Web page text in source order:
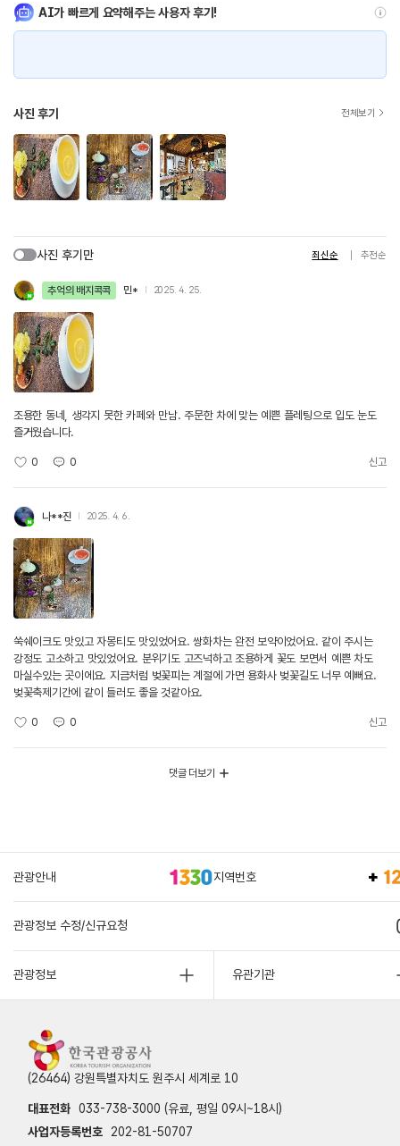
AI가 빠르게 요약해주는 사용자 후기!
사진 후기 전체보기
사진 후기만 최신순 추천순
추억의 배지콕콕 민* 2025. 4. 25.
조용한 동네, 생각지 못한 카페와 만남. 주문한 차에 맞는 예쁜 플레팅으로 입도 눈도
즐거웠습니다.
0 0 신고
나**진 2025. 4. 6.
쑥쉐이크도 맛있고 자몽티도 맛있었어요. 쌍화차는 완전 보약이었어요. 같이 주시는
강정도 고소하고 맛있었어요. 분위기도 고즈넉하고 조용하게 꽃도 보면서 예쁜 차도
마실수있는 곳이에요. 지금처럼 벚꽃피는 계절에 가면 용화사 벚꽃길도 너무 예뻐요.
벚꽃축제기간에 같이 들러도 좋을 것같아요.
0 0 신고
댓글 더보기
관광안내 지역번호
관광정보 수정/신규요청
관광정보 유관기관
(26464) 강원특별자치도 원주시 세계로 10
대표전화 033-738-3000 (유료, 평일 09시~18시)
사업자등록번호
202-81-50707